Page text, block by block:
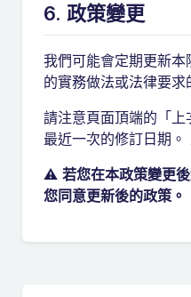
6. 政策變更
我們可能會定期更新
的實務做法或法律要求
請注意頁面頂端的「
最近一次的修訂日期。
⚠️ 若您在本政策變更
您同意更新後的政策。